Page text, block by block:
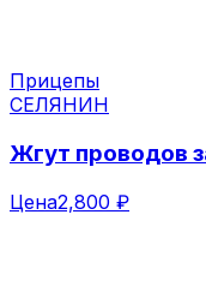
Прицепы
СЕЛЯНИН
Жгут проводов
Цена2,800 ₽